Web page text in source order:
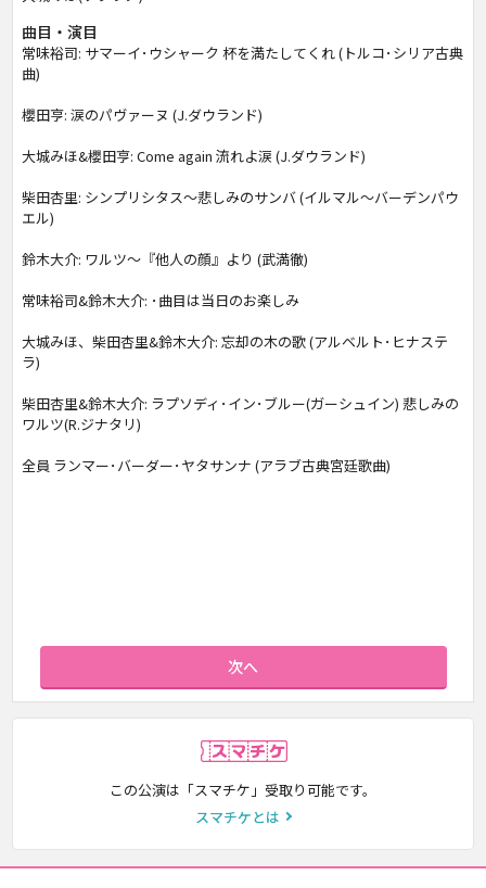
曲目・演目
常味裕司: サマーイ･ウシャーク 杯を満たしてくれ (トルコ･シリア古典
曲)
櫻田亨: 涙のパヴァーヌ (J.ダウランド)
大城みほ&櫻田亨: Come again 流れよ涙 (J.ダウランド)
柴田杏里: シンプリシタス～悲しみのサンバ (イルマル～バーデンパウ
エル)
鈴木大介: ワルツ～『他人の顔』より (武満徹)
常味裕司&鈴木大介: ･曲目は当日のお楽しみ
大城みほ、柴田杏里&鈴木大介: 忘却の木の歌 (アルベルト･ヒナステ
ラ)
柴田杏里&鈴木大介: ラプソディ･イン･ブルー(ガーシュイン) 悲しみの
ワルツ(R.ジナタリ)
全員 ランマー･バーダー･ヤタサンナ (アラブ古典宮廷歌曲)
次へ
この公演は「スマチケ」受取り可能です。
スマチケとは